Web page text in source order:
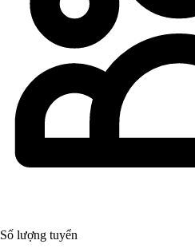
Số lượng tuyển